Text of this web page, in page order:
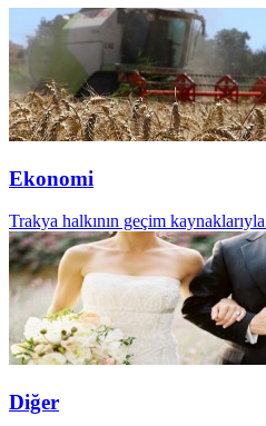
Ekonomi
Trakya halkının geçim
Diğer